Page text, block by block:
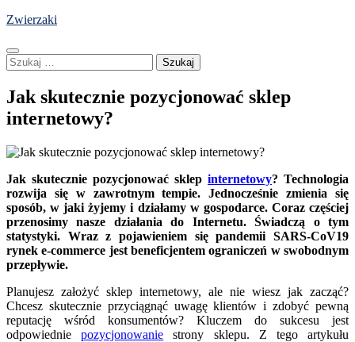
Skip
content
Zwierzaki
Szukaj:
Jak skutecznie pozycjonować sklep
internetowy?
Jak skutecznie pozycjonować sklep internetowy? Technologia
rozwija się w zawrotnym tempie. Jednocześnie zmienia się
sposób, w jaki żyjemy i działamy w gospodarce. Coraz częściej
przenosimy nasze działania do Internetu. Świadczą o tym
statystyki. Wraz z pojawieniem się pandemii SARS-CoV19
rynek e-commerce jest beneficjentem ograniczeń w swobodnym
przepływie.
Planujesz założyć sklep internetowy, ale nie wiesz jak zacząć?
Chcesz skutecznie przyciągnąć uwagę klientów i zdobyć pewną
reputację wśród konsumentów? Kluczem do sukcesu jest
odpowiedniepozycjonowanie strony sklepu. Z tego artykułu